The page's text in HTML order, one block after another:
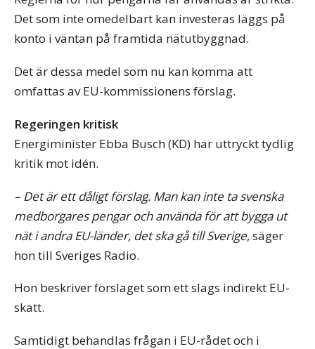
Det som inte omedelbart kan investeras läggs på
konto i väntan på framtida nätutbyggnad.
Det är dessa medel som nu kan komma att
omfattas av EU-kommissionens förslag.
Regeringen kritisk
Energiminister Ebba Busch (KD) har uttryckt tydlig
kritik mot idén.
– Det är ett dåligt förslag. Man kan inte ta svenska
medborgares pengar och använda för att bygga ut
nät i andra EU-länder, det ska gå till Sverige, säger
hon till Sveriges Radio.
Hon beskriver förslaget som ett slags indirekt EU-
skatt.
Samtidigt behandlas frågan i EU-rådet och i